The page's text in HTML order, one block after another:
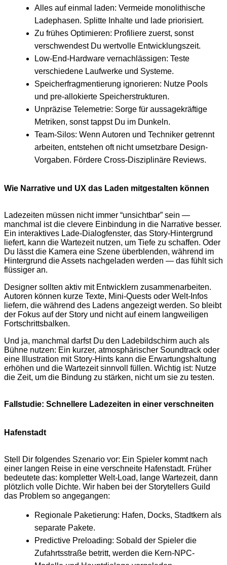
Alles auf einmal laden: Vermeide monolithische
Ladephasen. Splitte Inhalte und lade priorisiert.
Zu frühes Optimieren: Profiliere zuerst, sonst
verschwendest Du wertvolle Entwicklungszeit.
Low-End-Hardware vernachlässigen: Teste
verschiedene Laufwerke und Systeme.
Speicherfragmentierung ignorieren: Nutze Pools
und pre-allokierte Speicherstrukturen.
Unpräzise Telemetrie: Sorge für aussagekräftige
Metriken, sonst tappst Du im Dunkeln.
Team-Silos: Wenn Autoren und Techniker getrennt
arbeiten, entstehen oft nicht umsetzbare Design-
Vorgaben. Fördere Cross-Disziplinäre Reviews.
Wie Narrative und UX das Laden mitgestalten können
Ladezeiten müssen nicht immer “unsichtbar” sein —
manchmal ist die clevere Einbindung in die Narrative besser.
Ein interaktives Lade-Dialogfenster, das Story-Hintergrund
liefert, kann die Wartezeit nutzen, um Tiefe zu schaffen. Oder
Du lässt die Kamera eine Szene überblenden, während im
Hintergrund die Assets nachgeladen werden — das fühlt sich
flüssiger an.
Designer sollten aktiv mit Entwicklern zusammenarbeiten.
Autoren können kurze Texte, Mini-Quests oder Welt-Infos
liefern, die während des Ladens angezeigt werden. So bleibt
der Fokus auf der Story und nicht auf einem langweiligen
Fortschrittsbalken.
Und ja, manchmal darfst Du den Ladebildschirm auch als
Bühne nutzen: Ein kurzer, atmosphärischer Soundtrack oder
eine Illustration mit Story-Hints kann die Erwartungshaltung
erhöhen und die Wartezeit sinnvoll füllen. Wichtig ist: Nutze
die Zeit, um die Bindung zu stärken, nicht um sie zu testen.
Fallstudie: Schnellere Ladezeiten in einer verschneiten
Hafenstadt
Stell Dir folgendes Szenario vor: Ein Spieler kommt nach
einer langen Reise in eine verschneite Hafenstadt. Früher
bedeutete das: kompletter Welt-Load, lange Wartezeit, dann
plötzlich volle Dichte. Wir haben bei der Storytellers Guild
das Problem so angegangen:
Regionale Paketierung: Hafen, Docks, Stadtkern als
separate Pakete.
Predictive Preloading: Sobald der Spieler die
Zufahrtsstraße betritt, werden die Kern-NPC-